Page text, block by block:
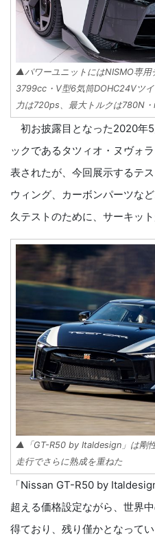
▲パワーユニットにはNISMO専用
3799cc・V型6気筒DOHC24Vツ
力は720ps、最大トルクは780N
初お披露目となった2020年
ックであるタツィオ・ヌヴォ
表されたが、今回展示するテ
ウィング、カーボンパーツな
久テストのために、サーキッ
▲「GT-R50 by Italdesign」は剛
走行でさらに熟成を重ねた
「Nissan GT-R50 by
超える価格設定ながら、世界
得ており、残り僅かとなって